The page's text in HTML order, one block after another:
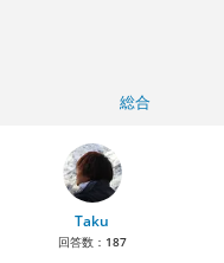
総合
Taku
回答数： 187